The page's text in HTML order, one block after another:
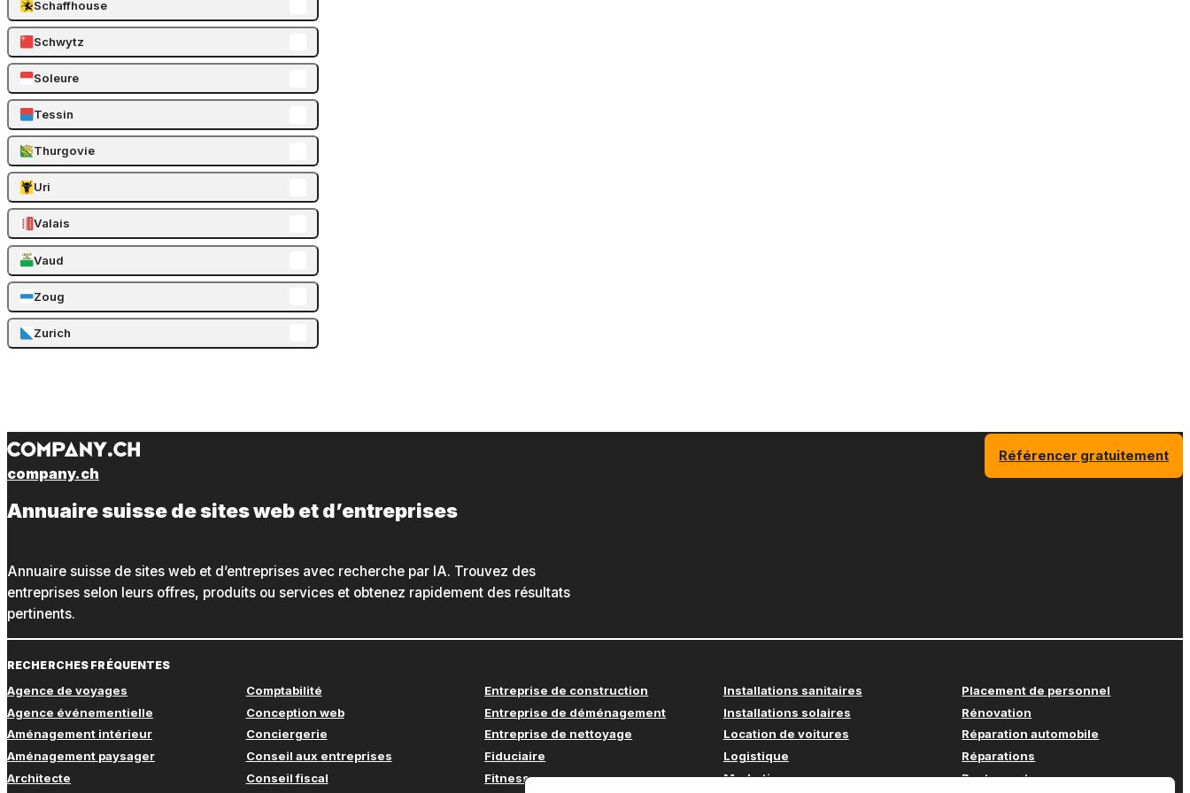
Schaffhouse
Schwytz
Soleure
Tessin
Thurgovie
Uri
Valais
Vaud
Zoug
Zurich
company.ch
Référencer gratuitement
Annuaire suisse de sites web et d’entreprises
Annuaire suisse de sites web et d’entreprises avec recherche par IA. Trouvez des
entreprises selon leurs offres, produits ou services et obtenez rapidement des résultats
pertinents.
RECHERCHES FRÉQUENTES
Agence de voyages
Agence événementielle
Aménagement intérieur
Aménagement paysager
Architecte
Comptabilité
Conception web
Conciergerie
Conseil aux entreprises
Conseil fiscal
Entreprise de construction
Entreprise de déménagement
Entreprise de nettoyage
Fiduciaire
Fitness
Installations sanitaires
Installations solaires
Location de voitures
Logistique
Marketing
Placement de personnel
Rénovation
Réparation automobile
Réparations
Restaurant